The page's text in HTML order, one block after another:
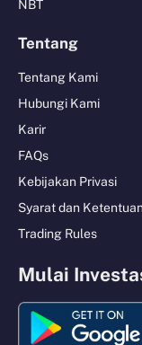
NBT
Tentang
Tentang Kami
Hubungi Kami
Karir
FAQs
Kebijakan Privasi
Syarat dan
Trading Rules
Mulai